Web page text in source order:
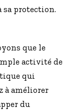
sa protection.
que le
activité de
qui
à améliorer
du